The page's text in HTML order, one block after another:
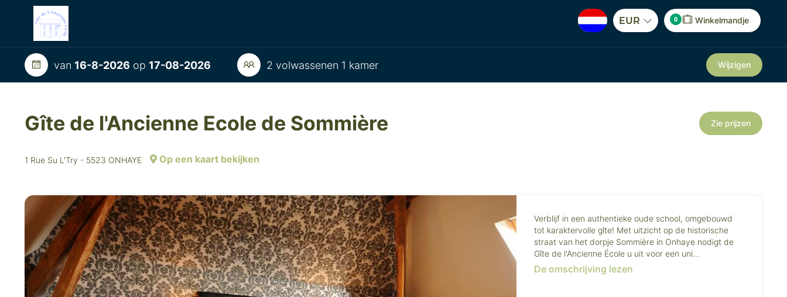
EUR 0 Winkelmandje
van 16-8-2026 op 17-08-2026 2 volwassenen 1 kamer Wijzigen
Gîte de l'Ancienne Ecole de Sommière
1 Rue Su L'Try - 5523 ONHAYE Op een kaart bekijken
Zie prijzen
Verblijf in een authentieke oude school, omgebouwd
tot karaktervolle gîte! Met uitzicht op de historische
straat van het dorpje Sommière in Onhaye nodigt de
Gîte de l'Ancienne École u uit voor een uni...
De omschrijving lezen